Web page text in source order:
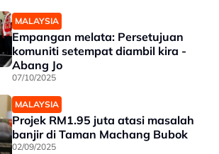
MALAYSIA
Empangan melata: Persetujuan
komuniti setempat diambil kira -
Abang Jo
07/10/2025
MALAYSIA
Projek RM1.95 juta atasi masalah
banjir di Taman Machang Bubok
02/09/2025